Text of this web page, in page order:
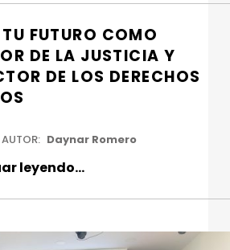
FUTURO COMO
DE LA JUSTICIA Y
DE LOS DERECHOS
AUTOR: Daynar Romero
leyendo“Forma tu futuro como defensor de la justicia y protector de los derechos humanos”
…